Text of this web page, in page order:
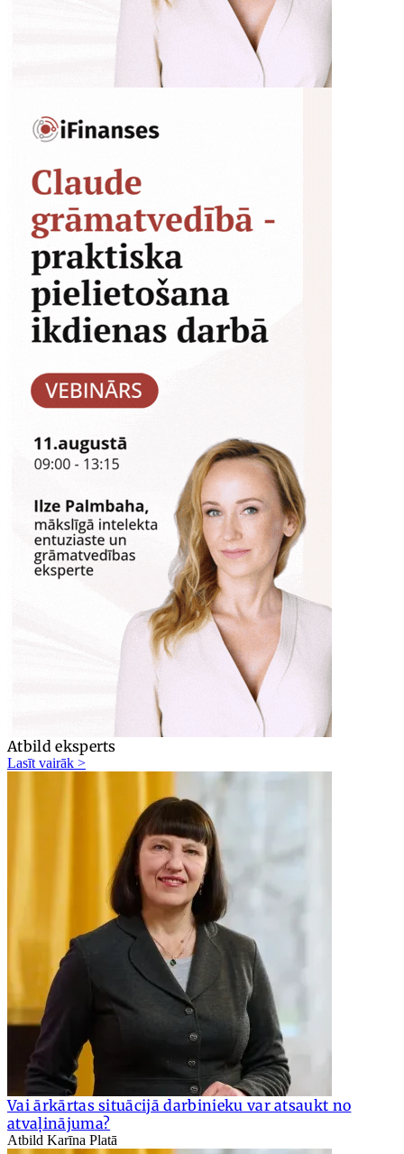
Atbild eksperts
Lasīt vairāk >
Vai ārkārtas situācijā darbinieku var atsaukt no
atvaļinājuma?
Atbild Karīna Platā